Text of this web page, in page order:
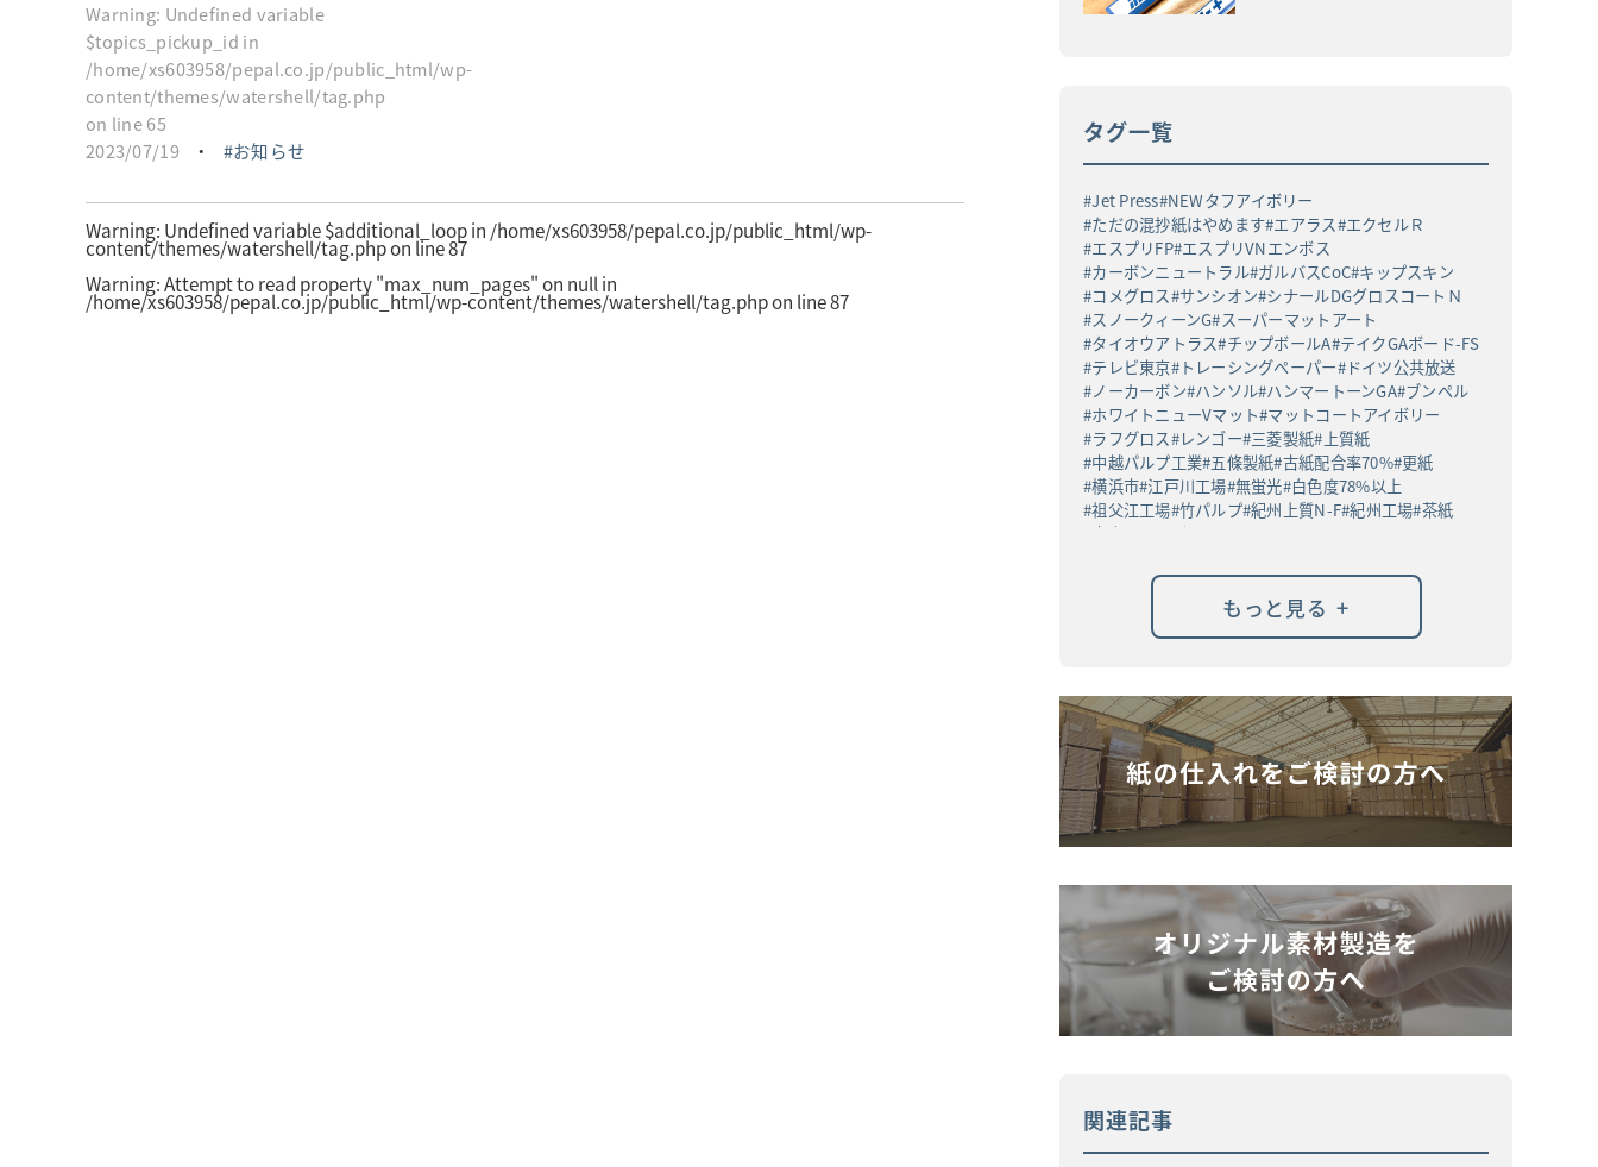
Warning: Undefined variable
$topics_pickup_id in
/home/xs603958/pepal.co.jp/public_html/wp-
content/themes/watershell/tag.php
on line65
2023/07/19
・ お知らせ
Warning: Undefined variable $additional_loop in /home/xs603958/pepal.co.jp/public_html/wp-
content/themes/watershell/tag.phpon line87
Warning: Attempt to read property "max_num_pages" on null in
/home/xs603958/pepal.co.jp/public_html/wp-content/themes/watershell/tag.phpon line87
タグ一覧
Jet Press NEWタフアイボリー
ただの混抄紙はやめます エアラス エクセルＲ
エスプリFP エスプリVNエンボス
カーボンニュートラル ガルバスCoC キップスキン
コメグロス サンシオン シナールDGグロスコートＮ
スノークィーンG スーパーマットアート
タイオウアトラス チップボールA テイクGAボード-FS
テレビ東京 トレーシングペーパー ドイツ公共放送
ノーカーボン ハンソル ハンマートーンGA ブンペル
ホワイトニューVマット マットコートアイボリー
ラフグロス レンゴー 三菱製紙
上質紙
中越パルプ工業 五條製紙 古紙配合率70% 更紙
横浜市 江戸川工場 無蛍光 白色度78%以上
祖父江工場 竹パルプ 紀州上質N-F 紀州工場 茶紙
高白ラフバガス
もっと見る +
関連記事